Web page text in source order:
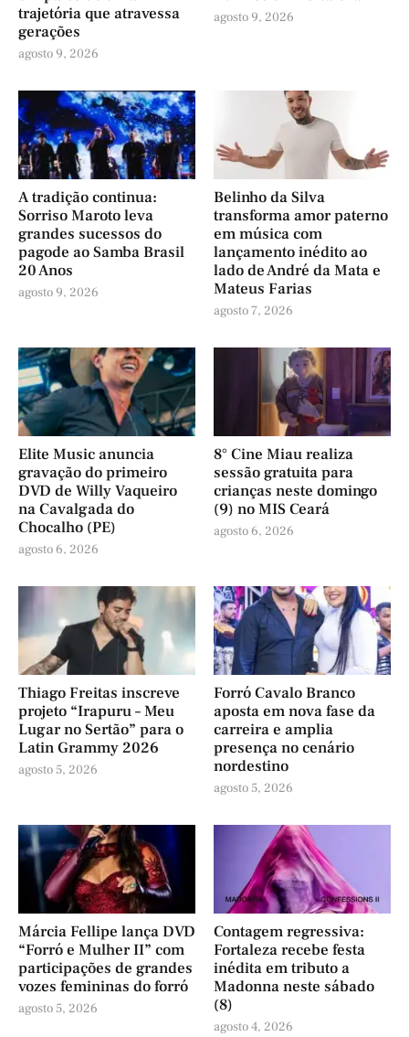
trajetória que atravessa
gerações
agosto 9, 2026
agosto 9, 2026
A tradição continua:
Sorriso Maroto leva
grandes sucessos do
pagode ao Samba Brasil
20 Anos
agosto 9, 2026
Belinho da Silva
transforma amor paterno
em música com
lançamento inédito ao
lado de André da Mata e
Mateus Farias
agosto 7, 2026
Elite Music anuncia
gravação do primeiro
DVD de Willy Vaqueiro
na Cavalgada do
Chocalho (PE)
agosto 6, 2026
8° Cine Miau realiza
sessão gratuita para
crianças neste domingo
(9) no MIS Ceará
agosto 6, 2026
Thiago Freitas inscreve
projeto “Irapuru – Meu
Lugar no Sertão” para o
Latin Grammy 2026
agosto 5, 2026
Forró Cavalo Branco
aposta em nova fase da
carreira e amplia
presença no cenário
nordestino
agosto 5, 2026
Márcia Fellipe lança DVD
“Forró e Mulher II” com
participações de grandes
vozes femininas do forró
agosto 5, 2026
Contagem regressiva:
Fortaleza recebe festa
inédita em tributo a
Madonna neste sábado
(8)
agosto 4, 2026